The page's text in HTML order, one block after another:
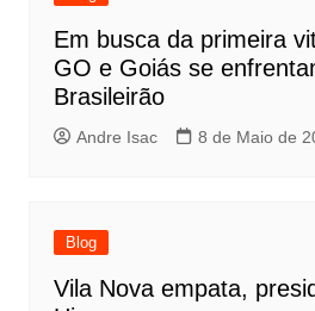
Em busca da primeira
GO e Goiás se
Brasileirão
Andre Isac 8 de Maio de
Blog
Vila Nova empata,